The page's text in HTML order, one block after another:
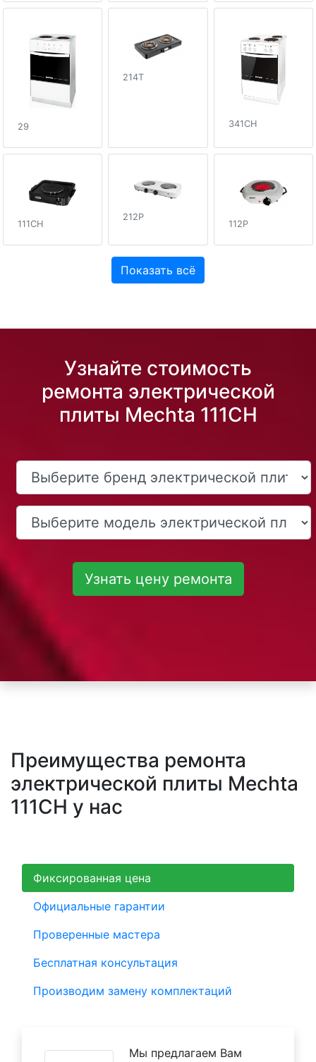
29
214T
341CH
111CH
212P
112P
Показать всё
Узнайте стоимость
ремонта электрической
плиты Mechta 111CH
Узнать цену ремонта
Преимущества ремонта
электрической плиты Mechta
111CH у нас
Фиксированная цена
Официальные гарантии
Проверенные мастера
Бесплатная консультация
Производим замену комплектаций
Мы предлагаем Вам